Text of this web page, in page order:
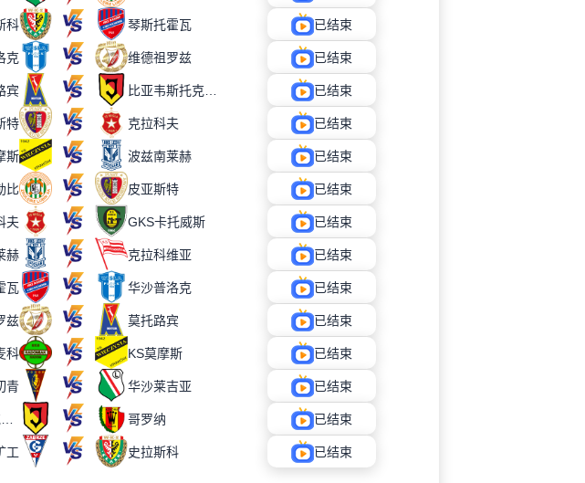
科 琴斯托霍瓦 已结束
克 维德祖罗兹 已结束
宾 已结束
特 克拉科夫 已结束
斯 波兹南莱赫 已结束
比 皮亚斯特 已结束
夫 GKS卡托威斯 已结束
赫 克拉科维亚 已结束
瓦 华沙普洛克 已结束
兹 莫托路宾 已结束
科 KS莫摩斯 已结束
青 华沙莱吉亚 已结束
哥罗纳 已结束
工 史拉斯科 已结束